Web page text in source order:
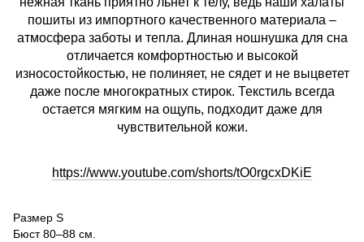
пошиты из импортного качественного материала –
атмосфера заботы и тепла. Длиная ношнушка для сна
отличается комфортностью и высокой
износостойкостью, не полиняет, не сядет и не выцветет
даже после многократных стирок. Текстиль всегда
остается мягким на ощупь, подходит даже для
чувствительной кожи.
https://www.youtube.com/shorts/tO0rgcxDKiE
Размер S
Бюст 80–88 см.